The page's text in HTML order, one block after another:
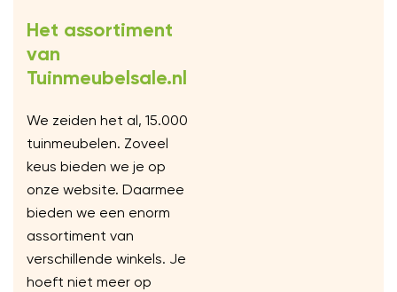
Het assortiment
van
Tuinmeubelsale.nl
We zeiden het al, 15.000
tuinmeubelen. Zoveel
keus bieden we je op
onze website. Daarmee
bieden we een enorm
assortiment van
verschillende winkels. Je
hoeft niet meer op